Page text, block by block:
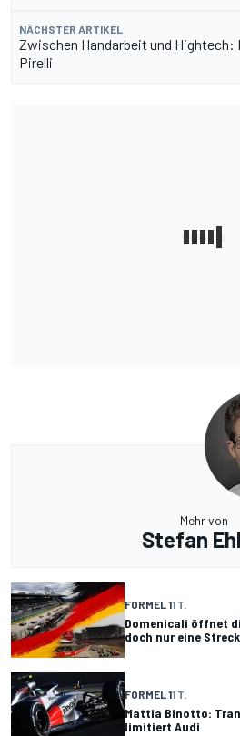
NÄCHSTER ARTIKEL
Zwischen Handarbeit und Hightech:
Pirelli
Mehr von
Stefan
FORMEL 11 T.
Domenicali öffnet
doch nur eine
FORMEL 11 T.
Mattia Binotto:
limitiert Audi